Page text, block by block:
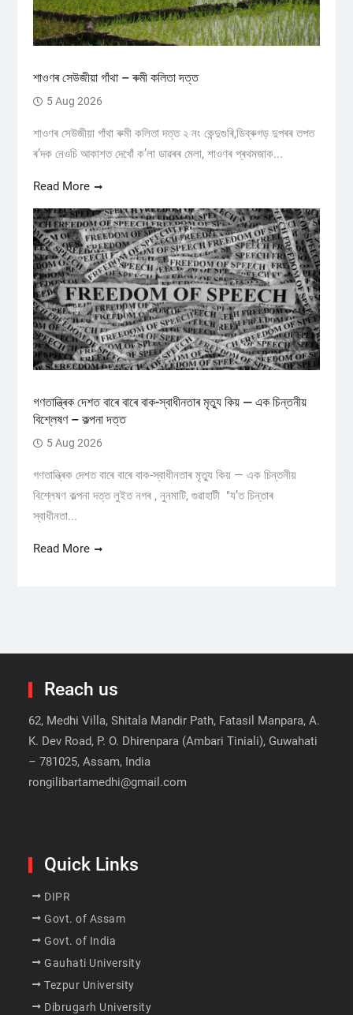
শাওণৰ সেউজীয়া গাঁথা – ৰুমী কলিতা দত্ত
5 Aug 2026
শাওণৰ সেউজীয়া গাঁথা ৰুমী কলিতা দত্ত ২ নং কেন্দুগুৰি,ডিব্ৰুগড় ​দুপৰৰ তপত
ৰ’দক নেওচি আকাশত দেখোঁ ক’লা ডাৱৰৰ মেলা, শাওণৰ প্ৰথমজাক...
Read More
গণতান্ত্ৰিক দেশত বাৰে বাৰে বাক-স্বাধীনতাৰ মৃত্যু কিয় — এক চিন্তনীয়
বিশ্লেষণ – কল্পনা দত্ত
5 Aug 2026
গণতান্ত্ৰিক দেশত বাৰে বাৰে বাক-স্বাধীনতাৰ মৃত্যু কিয় — এক চিন্তনীয়
বিশ্লেষণ কল্পনা দত্ত লুইত নগৰ , নুনমাটি, গুৱাহাটী "য’ত চিন্তাৰ
স্বাধীনতা...
Read More
Reach us
62, Medhi Villa, Shitala Mandir Path, Fatasil Manpara, A.
K. Dev Road, P. O. Dhirenpara (Ambari Tiniali), Guwahati
– 781025, Assam, India
rongilibartamedhi@gmail.com
Quick Links
DIPR
Govt. of Assam
Govt. of India
Gauhati University
Tezpur University
Dibrugarh University